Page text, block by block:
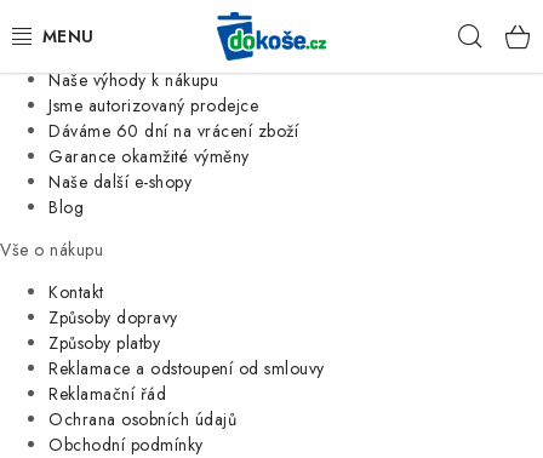
Jsme tradiční česká firma
Naše výhody k nákupu
Jsme autorizovaný prodejce
Dáváme 60 dní na vrácení zboží
Garance okamžité výměny
Naše další e-shopy
Blog
Vše o nákupu
Kontakt
Způsoby dopravy
Způsoby platby
Reklamace a odstoupení od smlouvy
Reklamační řád
Ochrana osobních údajů
Obchodní podmínky
KOŠE
SÁČKY
KUCHYNĚ
ORGANIZACE
DOMÁCNOST